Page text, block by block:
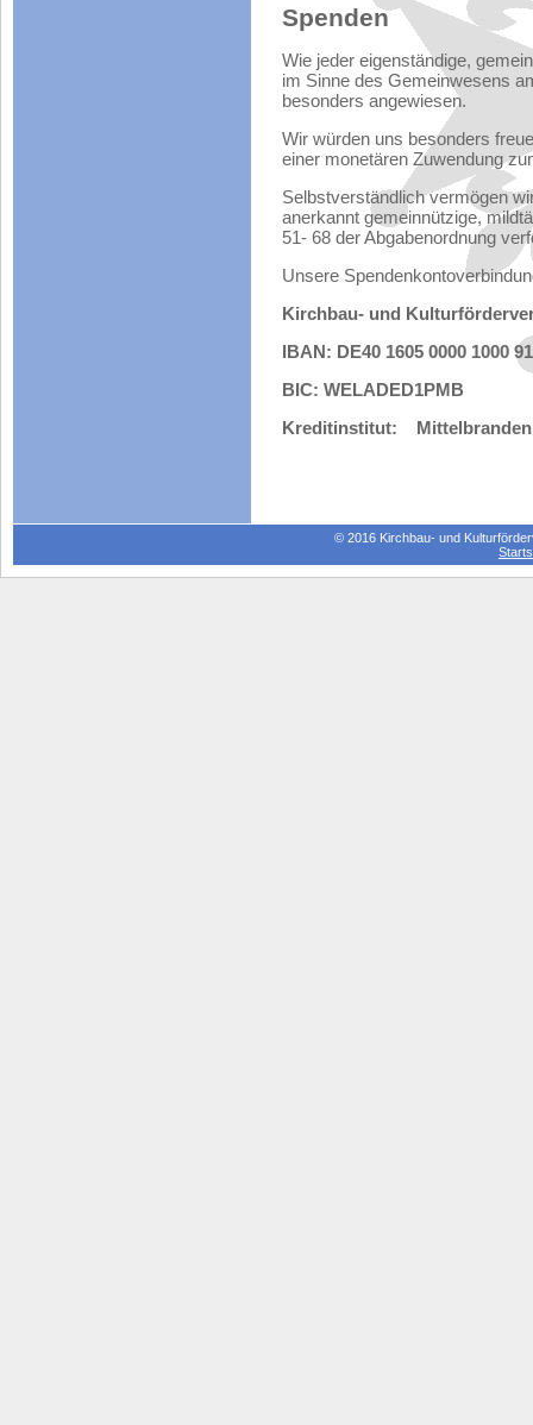
Spenden
Wie jeder eigenständige,
im Sinne des Gemeinwesens
besonders angewiesen.
Wir würden uns besonders
einer monetären Zuwendung
Selbstverständlich vermögen
anerkannt gemeinnützige,
51- 68 der Abgabenordnung
Unsere
Kirchbau- und
IBAN: DE40 1605 0000 1000
BIC: WELADED1PMB
Kreditinstitut:
© 2016 Kirchbau- und